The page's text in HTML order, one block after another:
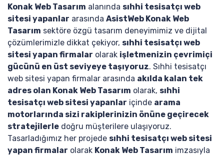
Konak Web Tasarım alanında sıhhi tesisatçı web
sitesi yapanlar arasında AsistWeb Konak Web
Tasarım sektöre özgü tasarım deneyimimiz ve dijital
çözümlerimizle dikkat çekiyor, sıhhi tesisatçı web
sitesi yapan firmalar olarak işletmenizin çevrimiçi
gücünü en üst seviyeye taşıyoruz. Sıhhi tesisatçı
web sitesi yapan firmalar arasında akılda kalan tek
adres olan Konak Web Tasarım olarak, sıhhi
tesisatçı web sitesi yapanlar içinde arama
motorlarında sizi rakiplerinizin önüne geçirecek
stratejilerle doğru müşterilere ulaşıyoruz.
Tasarladığımız her projede sıhhi tesisatçı web sitesi
yapan firmalar olarak Konak Web Tasarım imzasıyla